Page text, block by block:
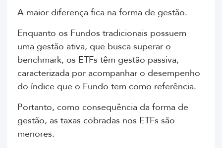
A maior diferença fica na forma de gestão.
Enquanto os Fundos tradicionais possuem
uma gestão ativa, que busca superar o
benchmark, os ETFs têm gestão passiva,
caracterizada por acompanhar o desempenho
do índice que o Fundo tem como referência.
Portanto, como consequência da forma de
gestão, as taxas cobradas nos ETFs são
menores.